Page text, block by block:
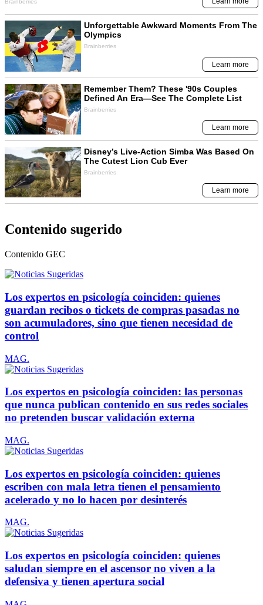
Contenido sugerido
Contenido GEC
Los expertos en psicología coinciden: quienes
guardan recibos o tickets de compras pasadas no
son acumuladores, sino que tienen necesidad de
control
MAG.
Los expertos en psicología coinciden: las personas
que nunca publican contenido en sus redes sociales
no pretenden buscar validación externa
MAG.
Los expertos en psicología coinciden: quienes
escriben con mala letra tienen el pensamiento
acelerado y no lo hacen por desinterés
MAG.
Los expertos en psicología coinciden: quienes
saludan siempre en el ascensor no viven a la
defensiva y tienen apertura social